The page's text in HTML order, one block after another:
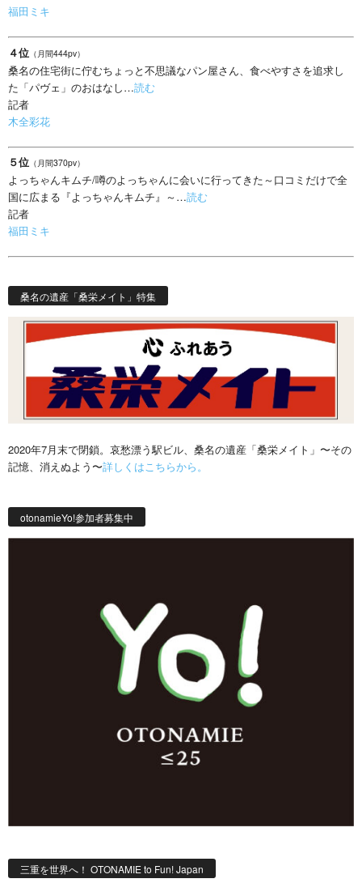
福田ミキ
４位 （月間444pv）
桑名の住宅街に佇むちょっと不思議なパン屋さん、食べやすさを追求し
た「パヴェ」のおはなし…読む
記者
木全彩花
５位 （月間370pv）
よっちゃんキムチ/噂のよっちゃんに会いに行ってきた～口コミだけで全
国に広まる『よっちゃんキムチ』～…読む
記者
福田ミキ
桑名の遺産「桑栄メイト」特集
2020年7月末で閉鎖。哀愁漂う駅ビル、桑名の遺産「桑栄メイト」〜その
記憶、消えぬよう〜詳しくはこちらから。
otonamieYo!参加者募集中
三重を世界へ！ OTONAMIE to Fun! Japan